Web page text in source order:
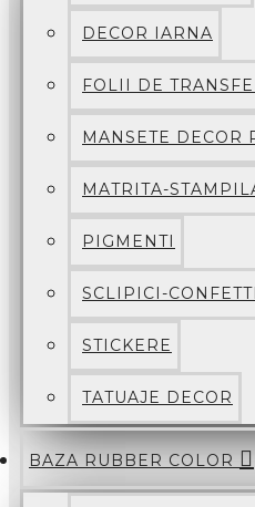
DECOR IARNA
FOLII DE
MANSETE DECOR
MATRITA-
PIGMENTI
SCLIPICI-
STICKERE
TATUAJE DECOR
BAZA RUBBER COLOR